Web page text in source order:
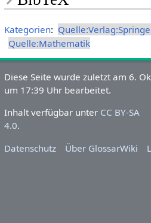
Kategorien:
Quelle:Mathematik
Diese Seite wurde zuletzt am 6.
um 17:39 Uhr bearbeitet.
Inhalt verfügbar unter CC BY-SA
4.0.
Datenschutz
Über GlossarWiki